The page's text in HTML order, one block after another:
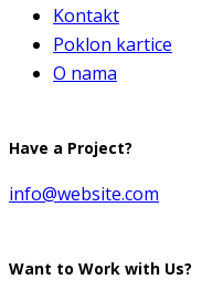
Kontakt
Poklon kartice
O nama
Have a Project?
info@website.com
Want to Work with Us?